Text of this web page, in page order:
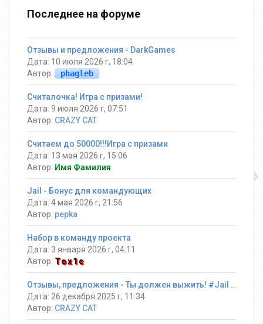
Последнее на форуме
Отзывы и предложения - DarkGames
Дата: 10 июля 2026 г, 18:04
Автор:
phagleb
Считалочка! Игра с призами!
Дата: 9 июля 2026 г, 07:51
Автор: CRAZY CAT
Считаем до 50000!!!Игра с призами
Дата: 13 мая 2026 г, 15:06
Автор: Имя Фамилия
Jail - Бонус для командующих
Дата: 4 мая 2026 г, 21:56
Автор: pepka
Набор в команду проекта
Дата: 3 января 2026 г, 04:11
Автор: Tox1c
Дата: 26 декабря 2025 г, 11:34
Автор: CRAZY CAT